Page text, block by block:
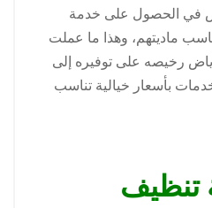
في الحصول على خدمة
ماديتهم، وهذا ما عملت
رخيصه على توفيره إلى
بأسعار خيالية تناسب
تنظيف